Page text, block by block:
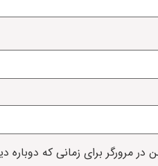
در مرورگر برای زمانی که